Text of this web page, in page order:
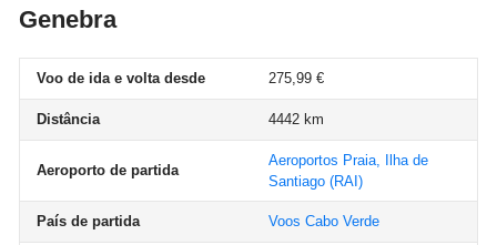
Genebra
Voo de ida e volta desde 275,99 €
Distância 4442 km
Aeroporto de partida
Aeroportos Praia, Ilha de
Santiago (RAI)
País de partida Voos Cabo Verde